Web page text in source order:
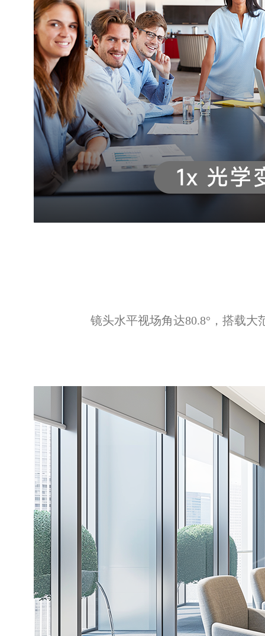
镜头水平视场角达80.8°，搭载大